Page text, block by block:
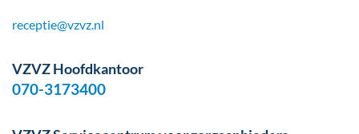
receptie@vzvz.nl
VZVZ Hoofdkantoor
070-3173400